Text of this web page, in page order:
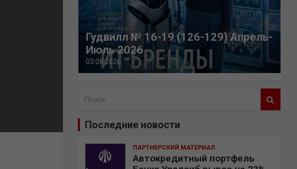
Гудвилл № 16-19 (126-129) Апрель-
Июль 2026
03.08.2026
Последние новости
ПАРТНЕРСКИЙ МАТЕРИАЛ
Автокредитный портфель